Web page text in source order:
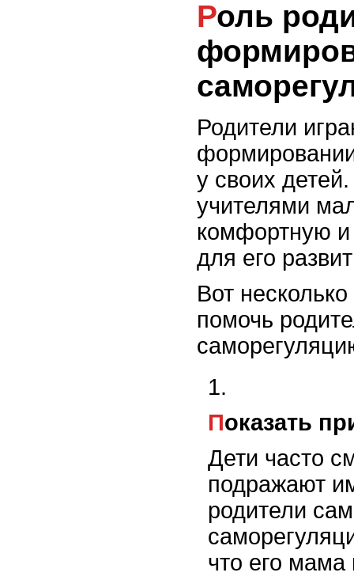
Роль родителей в
Родители
у своих
учителями
комфортную
для его
Вот
помочь
Показать
Дети часто
подражают
родители
что его